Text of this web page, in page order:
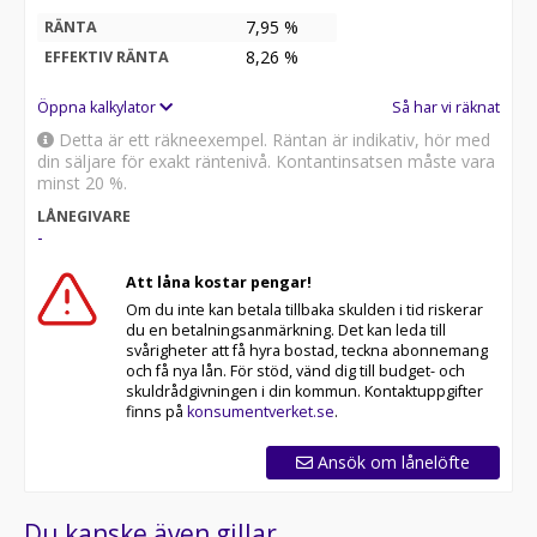
RÄNTA 7,95 %
EFFEKTIV RÄNTA 8,26 %
Öppna kalkylator Så har vi räknat
Detta är ett räkneexempel. Räntan är indikativ, hör med
din säljare för exakt räntenivå. Kontantinsatsen måste vara
minst 20 %.
LÅNEGIVARE
-
Att låna kostar pengar!
Om du inte kan betala tillbaka skulden i tid riskerar
du en betalningsanmärkning. Det kan leda till
svårigheter att få hyra bostad, teckna abonnemang
och få nya lån. För stöd, vänd dig till budget- och
skuldrådgivningen i din kommun. Kontaktuppgifter
finns på konsumentverket.se.
Ansök om lånelöfte